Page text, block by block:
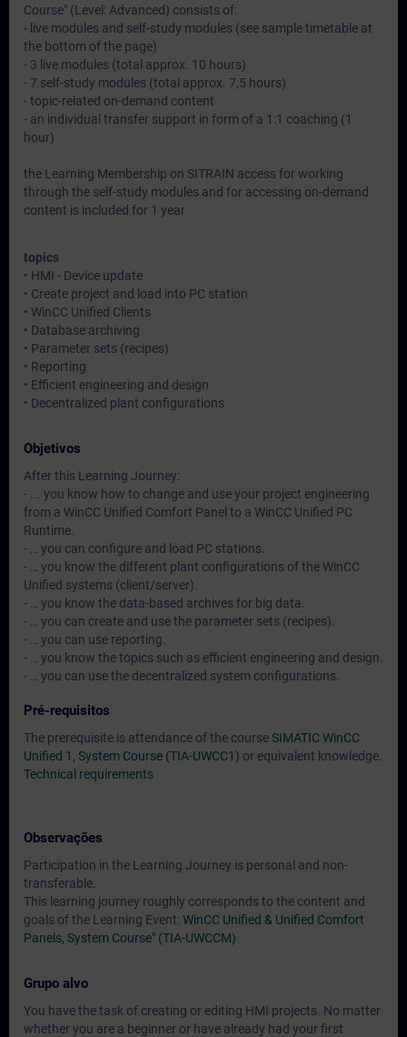
Course" (Level: Advanced) consists of:
- live modules and self-study modules (see sample timetable at
the bottom of the page)
- 3 live modules (total approx. 10 hours)
- 7 self-study modules (total approx. 7,5 hours)
- topic-related on-demand content
- an individual transfer support in form of a 1:1 coaching (1
hour)
the Learning Membership on SITRAIN access for working
through the self-study modules and for accessing on-demand
content is included for 1 year
topics
• HMI - Device update
• Create project and load into PC station
• WinCC Unified Clients
• Database archiving
• Parameter sets (recipes)
• Reporting
• Efficient engineering and design
• Decentralized plant configurations
Objetivos
After this Learning Journey:
- ... you know how to change and use your project engineering
from a WinCC Unified Comfort Panel to a WinCC Unified PC
Runtime.
- … you can configure and load PC stations.
- … you know the different plant configurations of the WinCC
Unified systems (client/server).
- … you know the data-based archives for big data.
- … you can create and use the parameter sets (recipes).
- … you can use reporting.
- … you know the topics such as efficient engineering and design.
- … you can use the decentralized system configurations.
Pré-requisitos
The prerequisite is attendance of the courseSIMATIC WinCC
Unified 1, System Course (TIA-UWCC1) or equivalent knowledge.
Technical requirements
Observações
Participation in the Learning Journey is personal and non-
transferable.
This learning journey roughly corresponds to the content and
goals of the Learning Event: WinCC Unified & Unified Comfort
Panels, System Course" (TIA-UWCCM)
Grupo alvo
You have the task of creating or editing HMI projects. No matter
whether you are a beginner or have already had your first